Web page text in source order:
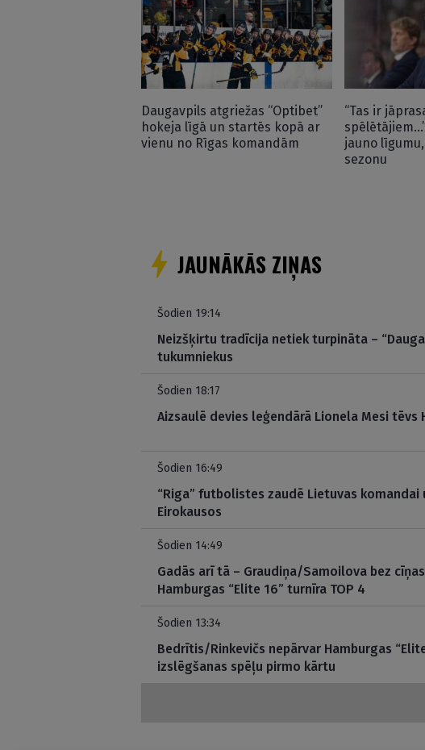
Daugavpils atgriežas “Optibet”
hokeja līgā un startēs kopā ar
vienu no Rīgas komandām
“Tas ir
jauno
sezonu
JAUNĀKĀS ZIŅAS
Šodien 19:14
Neizšķirtu tradīcija netiek turpināta –
tukumniekus
Šodien 18:17
Aizsaulē devies leģendārā Lionela Mesi tēvs
Šodien 16:49
“Riga” futbolistes zaudē Lietuvas komandai
Eirokausos
Šodien 14:49
Gadās arī tā – Graudiņa/Samoilova bez
Hamburgas “Elite 16” turnīra TOP 4
Šodien 13:34
Bedrītis/Rinkevičs nepārvar Hamburgas
izslēgšanas spēļu pirmo kārtu